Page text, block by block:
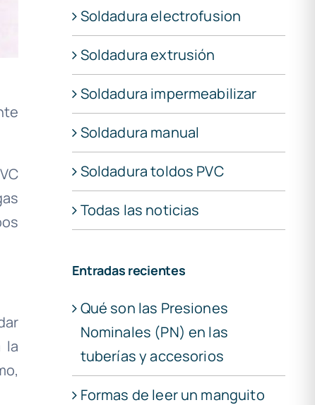
la
Soldadura electrofusion
Soldadura extrusión
Soldadura impermeabilizar
Soldadura manual
Soldadura toldos PVC
Todas las noticias
Entradas recientes
Qué son las Presiones
Nominales (PN) en las
tuberías y accesorios
Formas de leer un manguito